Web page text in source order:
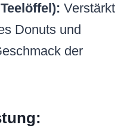
Verstärkt
Donuts und
der